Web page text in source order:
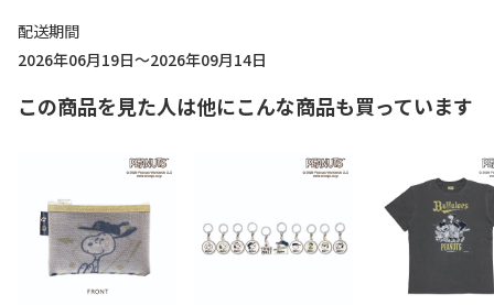
配送期間
2026年06月19日～2026年09月14日
この商品を見た人は他にこんな商品も買っています